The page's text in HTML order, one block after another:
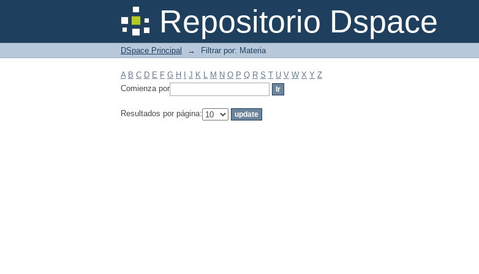
Repositorio Dspace
Filtrar por: Materia
DSpace Principal → Filtrar por: Materia
A B C D E F G H J K L M N O P Q R S T U V W X Y Z
Comienza por
Resultados por página: